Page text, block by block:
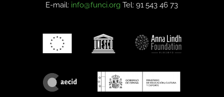
E-mail: info@funci.org Tel: 91 543 46 73